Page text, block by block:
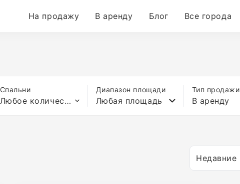
На продажу В аренду Блог Все города
Спальни
Любое количество спален
Диапазон площади
Любая площадь
Тип продажи
В аренду
Недавние